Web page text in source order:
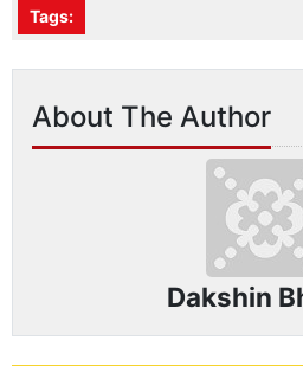
Tags:
About The Author
Dakshin